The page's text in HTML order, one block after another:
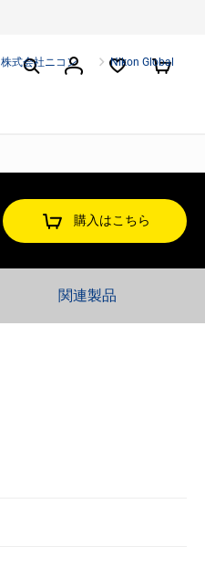
株式会社ニコン Nikon Global
購入はこちら
関連製品